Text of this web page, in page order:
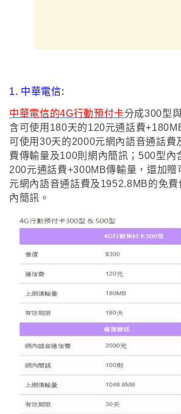
1. 中華電信:
中華電信的4G行動預付卡分成300型
含可使用180天的120元通話費
可使用30天的2000元網內語音通話費
費傳輸量 及100則網內簡訊 ；500型內
200元通話費+300MB傳輸量 ，還加
元網內語音通話費及1952.8MB的免費
內簡訊 。